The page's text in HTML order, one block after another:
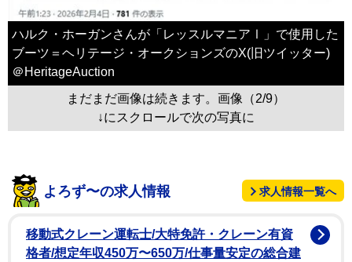
ハルク・ホーガンさんが「レッスルマニアⅠ」で使用した
ブーツ＝ヘリテージ・オークションズのX(旧ツイッター)
＠HeritageAuction
まだまだ画像は続きます。画像（2/9）
↓にスクロールで次の写真に
よろず〜の求人情報 求人情報一覧へ
移動式クレーン運転士/大特免許・クレーン有資
格者/想定年収450万〜650万/仕事量安定の総合建